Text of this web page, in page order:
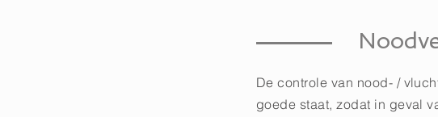
De controle van nood- /
goede staat, zodat in geval